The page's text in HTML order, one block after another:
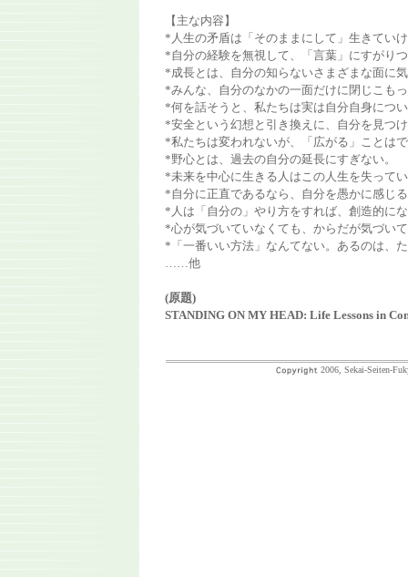
【主な内容】
*人生の矛盾は「そのままにして」生きてい
*自分の経験を無視して、「言葉」にすがり
*成長とは、自分の知らないさまざまな面に
*みんな、自分のなかの一面だけに閉じこも
*何を話そうと、私たちは実は自分自身につ
*安全という幻想と引き換えに、自分を見つ
*私たちは変われないが、「広がる」ことは
*野心とは、過去の自分の延長にすぎない。
*未来を中心に生きる人はこの人生を失って
*自分に正直であるなら、自分を愚かに感じ
*人は「自分の」やり方をすれば、創造的に
*心が気づいていなくても、からだが気づい
*「一番いい方法」なんてない。あるのは、
……他
(原題)
STANDING ON MY HEAD: Life Lessons in
2006, Sekai-Seiten-